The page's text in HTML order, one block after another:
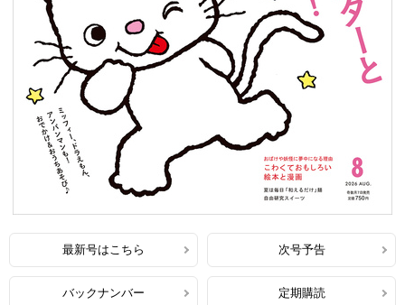
最新号はこちら 次号予告
バックナンバー 定期購読